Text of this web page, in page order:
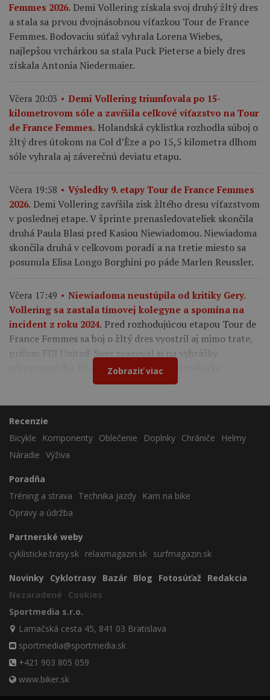
Femmes 2026. Demi Vollering získala svoj druhý žltý dres
a stala sa prvou dvojnásobnou víťazkou Tour de France
Femmes. Bodovaciu súťaž vyhrala Lorena Wiebes,
najlepšou vrchárkou sa stala Puck Pieterse a biely dres
získala Antonia Niedermaier.
Včera 20:03
Demi Vollering triumfovala po 15-
kilometrovom sóle a zavŕšila celkové víťazstvo na Tour
de France Femmes. Holandská cyklistka rozhodla súboj o
žltý dres útokom na Col d’Èze a po 15,5 kilometra dlhom
sóle vyhrala aj záverečnú deviatu etapu.
Včera 19:58
Výsledky 9. etapy Tour de France Femmes
2026. Demi Vollering zavŕšila zisk žltého dresu víťazstvom
v poslednej etape. V šprinte prenasledovateliek skončila
druhá Paula Blasi pred Kasiou Niewiadomou. Niewiadoma
skončila druhá v celkovom poradí a na tretie miesto sa
posunula Elisa Longo Borghini po páde Marlen Reussler.
Včera 17:49
Niewiadoma neustúpila od kritiky Gery.
Vollering sa zastala tímovej kolegyne a spomína na
incident z roku 2024. Pred rozhodujúcou etapou Tour de
France Femmes sa boj o žltý dres vyostril aj mimo trate,
pričom FDJ United-Suez reagoval aj na vyhrážky
adresované iba 20-ročnej francúzskej pretekárke.
Zobraziť viac
Recenzie
Bicykle
Komponenty Oblečenie Doplnky Chrániče
Helmy
Náradie Výživa
Poradňa
Tréning a strava
Technika jazdy
Kam na bike
Opravy a údržba
Partnerské weby
cyklisticke.trasy.sk relaxmagazin.sk surfmagazin.sk
Novinky Cyklotrasy Bazár Blog Fotosúťaž Redakcia
Nezaradené
Cookies
Sportmedia s.r.o.
Lamačská cesta 45, 841 03 Bratislava
sportmedia@sportmedia.sk
+421 903 805 059
www.biker.sk